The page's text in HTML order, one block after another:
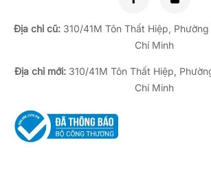
Địa chỉ cũ: 310/41M Tôn Thất Hiệp, Phường
Chí Minh
Địa chỉ mới:310/41M Tôn Thất Hiệp,
Chí Minh